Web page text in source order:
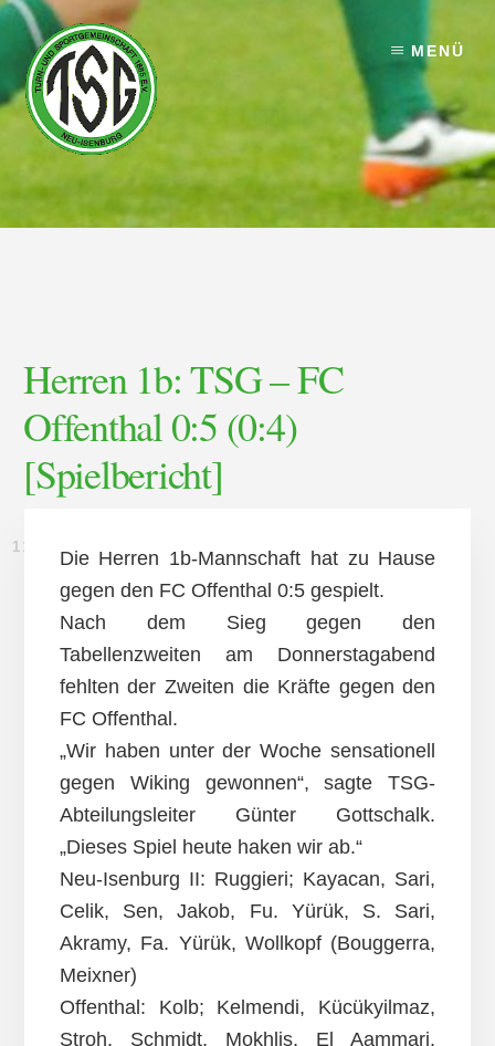
Skip
content
Skip
footer
MENÜ
Herren 1b: TSG – FC
Offenthal 0:5 (0:4)
[Spielbericht]
11. NOVEMBER 2012
Die Herren 1b-Mannschaft hat zu Hause
gegen den FC Offenthal 0:5 gespielt.
Nach dem Sieg gegen den
Tabellenzweiten am Donnerstagabend
fehlten der Zweiten die Kräfte gegen den
FC Offenthal.
„Wir haben unter der Woche sensationell
gegen Wiking gewonnen“, sagte TSG-
Abteilungsleiter Günter Gottschalk.
„Dieses Spiel heute haken wir ab.“
Neu-Isenburg II: Ruggieri; Kayacan, Sari,
Celik, Sen, Jakob, Fu. Yürük, S. Sari,
Akramy, Fa. Yürük, Wollkopf (Bouggerra,
Meixner)
Offenthal: Kolb; Kelmendi, Kücükyilmaz,
Stroh, Schmidt, Mokhlis, El Aammari,